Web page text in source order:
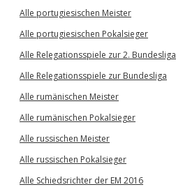
Alle portugiesischen Meister
Alle portugiesischen Pokalsieger
Alle Relegationsspiele zur 2. Bundesliga
Alle Relegationsspiele zur Bundesliga
Alle rumänischen Meister
Alle rumänischen Pokalsieger
Alle russischen Meister
Alle russischen Pokalsieger
Alle Schiedsrichter der EM 2016